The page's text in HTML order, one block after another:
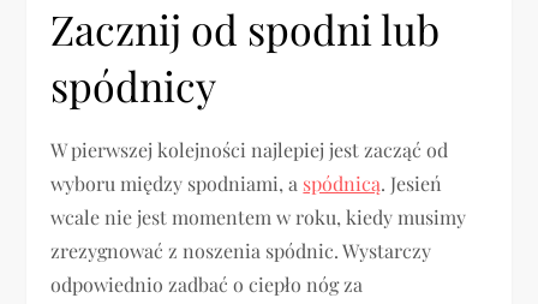
Zacznij od spodni lub
spódnicy
W pierwszej kolejności najlepiej jest zacząć od
wyboru między spodniami, a spódnicą. Jesień
wcale nie jest momentem w roku, kiedy musimy
zrezygnować z noszenia spódnic. Wystarczy
odpowiednio zadbać o ciepło nóg za